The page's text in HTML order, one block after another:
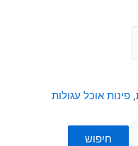
, פינות אוכל עגולות
חיפוש